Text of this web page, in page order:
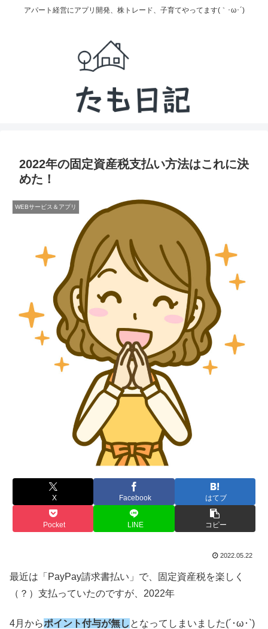
アパート経営にアプリ開発、株トレード、子育てやってます(｀･ω･´)
2022年の固定資産税支払い方法はこれに決
めた！
WEBサービス＆アプリ
X Facebook はてブ
Pocket LINE コピー
2022.05.22
最近は「PayPay請求書払い」で、固定資産税を楽しく
（？）支払っていたのですが、2022年
4月からポイント付与が無し となってしまいました(´･ω･`)